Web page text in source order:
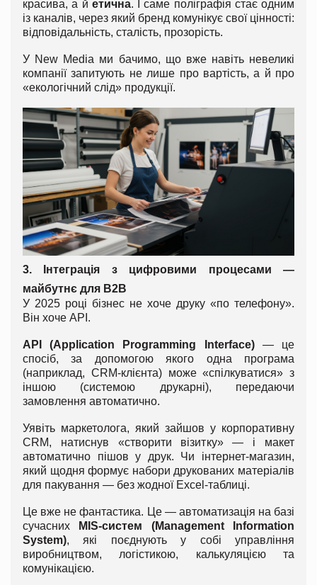
красива, а й етична. І саме поліграфія стає одним
із каналів, через який бренд комунікує свої цінності:
відповідальність, сталість, прозорість.
У New Media ми бачимо, що вже навіть невеликі
компанії запитують не лише про вартість, а й про
«екологічний слід» продукції.
3. Інтеграція з цифровими процесами —
майбутнє для B2B
У 2025 році бізнес не хоче друку «по телефону».
Він хоче API.
API (Application Programming Interface)— це
спосіб, за допомогою якого одна програма
(наприклад, CRM-клієнта) може «спілкуватися» з
іншою (системою друкарні), передаючи
замовлення автоматично.
Уявіть маркетолога, який зайшов у корпоративну
CRM, натиснув «створити візитку» — і макет
автоматично пішов у друк. Чи інтернет-магазин,
який щодня формує набори друкованих матеріалів
для пакування — без жодної Excel-таблиці.
Це вже не фантастика. Це — автоматизація на базі
сучасних
MIS-систем (Management Information
System), які поєднують у собі управління
виробництвом, логістикою, калькуляцією та
комунікацією.